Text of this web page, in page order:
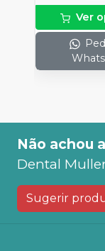
Ver
Não achou
Dental
Sugerir